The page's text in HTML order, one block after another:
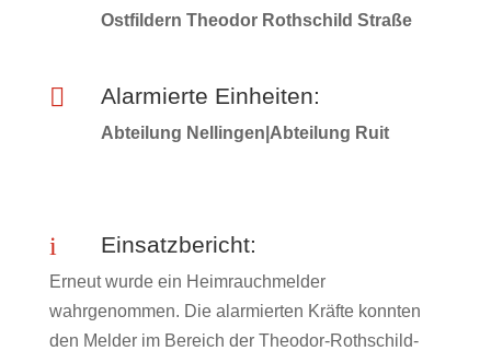
Ostfildern Theodor Rothschild Straße
 Alarmierte Einheiten:
Abteilung Nellingen|Abteilung Ruit
i Einsatzbericht:
Erneut wurde ein Heimrauchmelder
wahrgenommen. Die alarmierten Kräfte konnten
den Melder im Bereich der Theodor-Rothschild-